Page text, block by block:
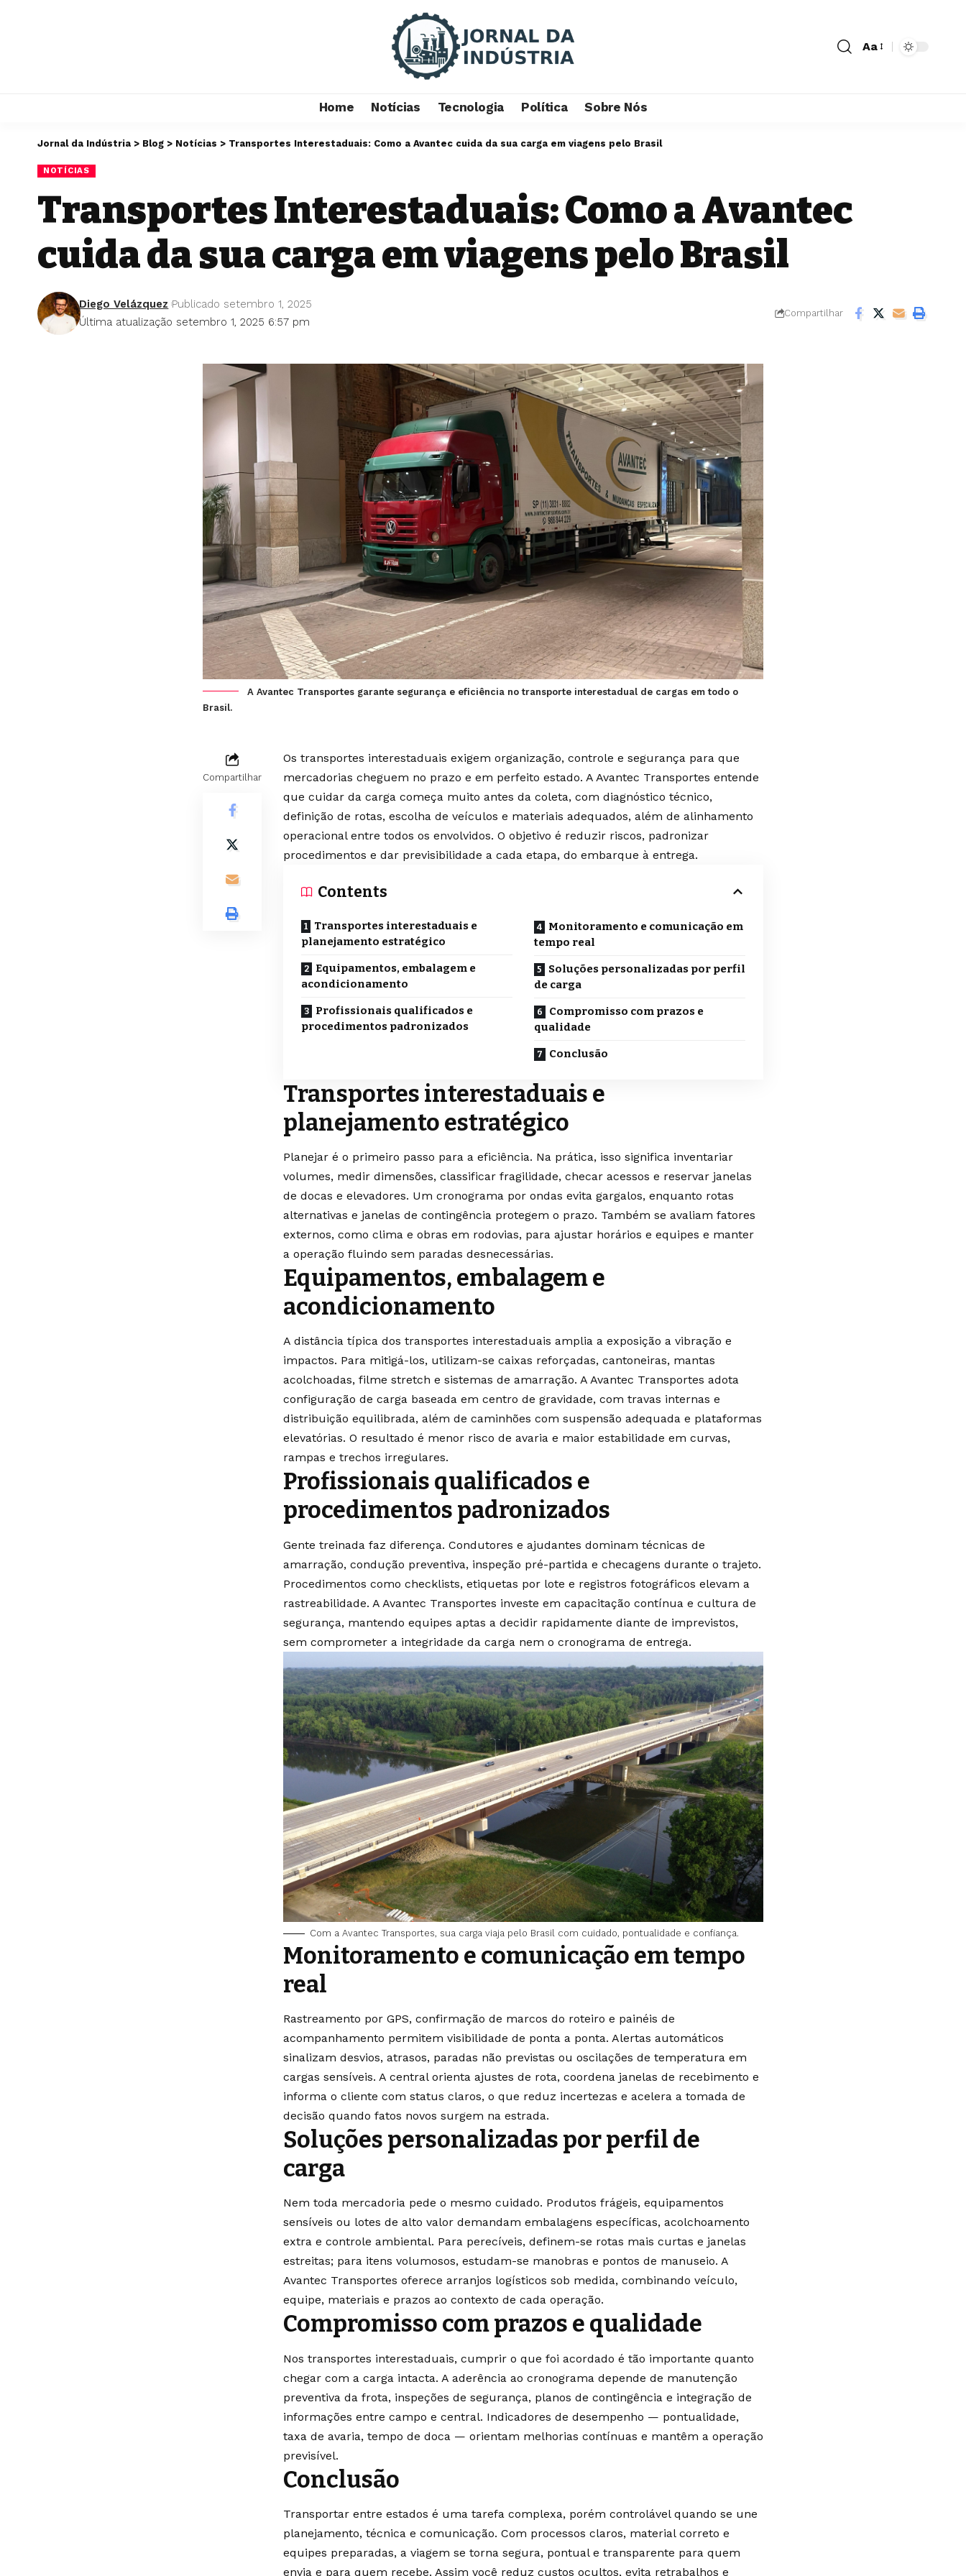
Aa
Home Notícias Tecnologia Política Sobre Nós
Jornal da Indústria > Blog > Notícias > Transportes Interestaduais: Como a Avantec cuida da sua carga em viagens pelo Brasil
NOTÍCIAS
Transportes Interestaduais: Como a Avantec
cuida da sua carga em viagens pelo Brasil
Última atualização setembro 1, 2025 6:57 pm
Diego Velázquez Publicado setembro 1, 2025
Compartilhar
A Avantec Transportes garante segurança e eficiência no transporte interestadual de cargas em todo o
Brasil.
Compartilhar
Os transportes interestaduais exigem organização, controle e segurança para que
mercadorias cheguem no prazo e em perfeito estado. A Avantec Transportes entende
que cuidar da carga começa muito antes da coleta, com diagnóstico técnico,
definição de rotas, escolha de veículos e materiais adequados, além de alinhamento
operacional entre todos os envolvidos. O objetivo é reduzir riscos, padronizar
procedimentos e dar previsibilidade a cada etapa, do embarque à entrega.
Contents
Transportes interestaduais e
planejamento estratégico
Equipamentos, embalagem e
acondicionamento
Profissionais qualificados e
procedimentos padronizados
Monitoramento e comunicação em
tempo real
Soluções personalizadas por perfil
de carga
Compromisso com prazos e
qualidade
Conclusão
Transportes interestaduais e
planejamento estratégico
Planejar é o primeiro passo para a eficiência. Na prática, isso significa inventariar
volumes, medir dimensões, classificar fragilidade, checar acessos e reservar janelas
de docas e elevadores. Um cronograma por ondas evita gargalos, enquanto rotas
alternativas e janelas de contingência protegem o prazo. Também se avaliam fatores
externos, como clima e obras em rodovias, para ajustar horários e equipes e manter
a operação fluindo sem paradas desnecessárias.
Equipamentos, embalagem e
acondicionamento
A distância típica dos transportes interestaduais amplia a exposição a vibração e
impactos. Para mitigá-los, utilizam-se caixas reforçadas, cantoneiras, mantas
acolchoadas, filme stretch e sistemas de amarração. A Avantec Transportes adota
configuração de carga baseada em centro de gravidade, com travas internas e
distribuição equilibrada, além de caminhões com suspensão adequada e plataformas
elevatórias. O resultado é menor risco de avaria e maior estabilidade em curvas,
rampas e trechos irregulares.
Profissionais qualificados e
procedimentos padronizados
Gente treinada faz diferença. Condutores e ajudantes dominam técnicas de
amarração, condução preventiva, inspeção pré-partida e checagens durante o trajeto.
Procedimentos como checklists, etiquetas por lote e registros fotográficos elevam a
rastreabilidade. A Avantec Transportes investe em capacitação contínua e cultura de
segurança, mantendo equipes aptas a decidir rapidamente diante de imprevistos,
sem comprometer a integridade da carga nem o cronograma de entrega.
Com a Avantec Transportes, sua carga viaja pelo Brasil com cuidado, pontualidade e confiança.
Monitoramento e comunicação em tempo
real
Rastreamento por GPS, confirmação de marcos do roteiro e painéis de
acompanhamento permitem visibilidade de ponta a ponta. Alertas automáticos
sinalizam desvios, atrasos, paradas não previstas ou oscilações de temperatura em
cargas sensíveis. A central orienta ajustes de rota, coordena janelas de recebimento e
informa o cliente com status claros, o que reduz incertezas e acelera a tomada de
decisão quando fatos novos surgem na estrada.
Soluções personalizadas por perfil de
carga
Nem toda mercadoria pede o mesmo cuidado. Produtos frágeis, equipamentos
sensíveis ou lotes de alto valor demandam embalagens específicas, acolchoamento
extra e controle ambiental. Para perecíveis, definem-se rotas mais curtas e janelas
estreitas; para itens volumosos, estudam-se manobras e pontos de manuseio. A
Avantec Transportes oferece arranjos logísticos sob medida, combinando veículo,
equipe, materiais e prazos ao contexto de cada operação.
Compromisso com prazos e qualidade
Nos transportes interestaduais, cumprir o que foi acordado é tão importante quanto
chegar com a carga intacta. A aderência ao cronograma depende de manutenção
preventiva da frota, inspeções de segurança, planos de contingência e integração de
informações entre campo e central. Indicadores de desempenho — pontualidade,
taxa de avaria, tempo de doca — orientam melhorias contínuas e mantêm a operação
previsível.
Conclusão
Transportar entre estados é uma tarefa complexa, porém controlável quando se une
planejamento, técnica e comunicação. Com processos claros, material correto e
equipes preparadas, a viagem se torna segura, pontual e transparente para quem
envia e para quem recebe. Assim você reduz custos ocultos, evita retrabalhos e